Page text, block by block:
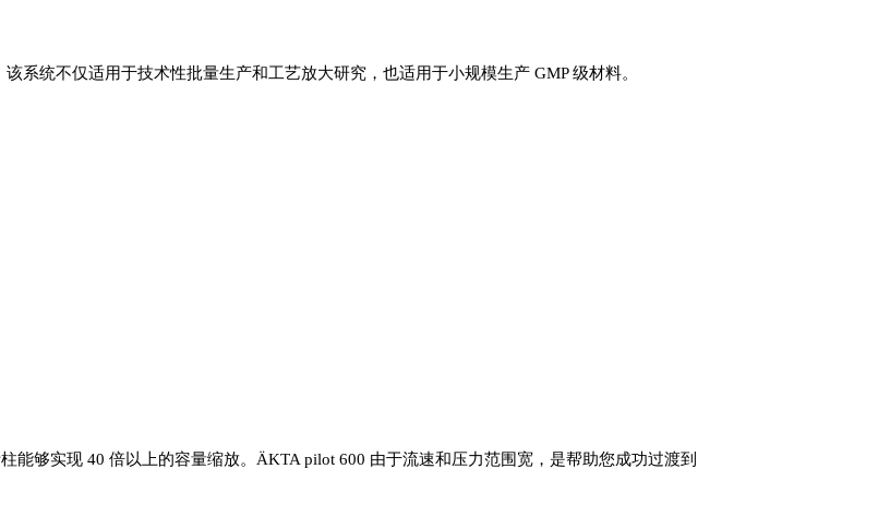
系统不仅适用于技术性批量生产和工艺放大研究，也适用于小规模生产 GMP 级材料。
能够实现 40 倍以上的容量缩放。ÄKTA pilot 600 由于流速和压力范围宽，是帮助您成功过渡到